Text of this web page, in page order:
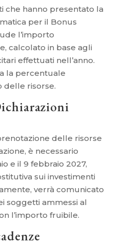
che hanno presentato la
per il Bonus
l’importo
calcolato in base agli
effettuati nell’anno.
la percentuale
delle risorse.
delle risorse
è necessario
e il 9 febbraio 2027,
sui investimenti
verrà comunicato
soggetti ammessi al
l’importo fruibile.